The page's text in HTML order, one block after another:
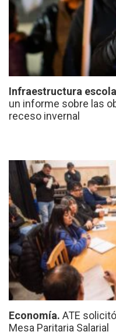
Infraestructura
un informe sobre las
receso invernal
Economía. ATE
Mesa Paritaria Salarial